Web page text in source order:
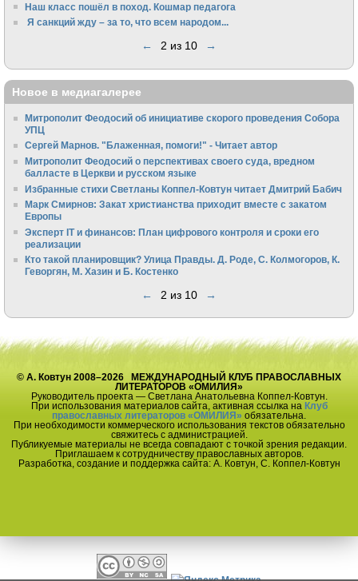
Наш класс пошёл в поход. Кошмар педагога
Я санкций жду – за то, что всем народом...
← 2 из 10 →
Новое в медиагалерее
Митрополит Феодосий об инициативе скорого проведения Собора
УПЦ
Сергей Марнов. "Блаженная, помоги!" - Читает автор
Митрополит Феодосий о перспективах своего суда, вредном
балласте в Церкви и русском языке
Избранные стихи Светланы Коппел-Ковтун читает Дмитрий Бабич
Марк Смирнов: Закат христианства приходит вместе с закатом
Европы
Эксперт IT и финансов: План цифрового контроля и сроки его
реализации
Кто такой планировщик? Улица Правды. Д. Роде, С. Колмогоров, К.
Геворгян, М. Хазин и Б. Костенко
← 2 из 10 →
© А. Ковтун 2008–2026 МЕЖДУНАРОДНЫЙ КЛУБ ПРАВОСЛАВНЫХ
ЛИТЕРАТОРОВ «ОМИЛИЯ»
Руководитель проекта — Светлана Анатольевна Коппел-Ковтун.
При использования материалов сайта, активная ссылка на Клуб
православных литераторов «ОМИЛИЯ» обязательна.
При необходимости коммерческого использования текстов обязательно
свяжитесь с администрацией.
Публикуемые материалы не всегда совпадают с точкой зрения редакции.
Приглашаем к сотрудничеству православных авторов.
Разработка, создание и поддержка сайта: А. Ковтун, С. Коппел-Ковтун